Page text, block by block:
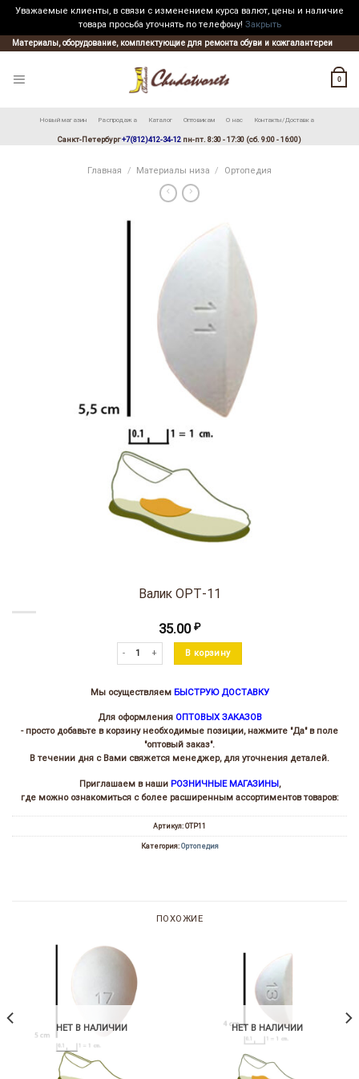
Уважаемые клиенты, в связи с изменением курса валют, цены и наличие
товара просьба уточнять по телефону! Закрыть
Skip
to
Материалы, оборудование, комплектующие для ремонта обуви и кожгалантереи
0
Новый магазин Распродажа Каталог Оптовикам О нас Контакты/Доставка
Санкт-Петербург+7(812)412-34-12 пн-пт. 8:30 - 17:30 (сб. 9:00 - 16:00)
Главная / Материалы низа / Ортопедия
Валик ОРТ-11
35.00 ₽
Количество товара Валик ОРТ-11
В корзину
Мы осуществляем БЫСТРУЮ ДОСТАВКУ
Для оформления ОПТОВЫХ ЗАКАЗОВ
- просто добавьте в корзину необходимые позиции, нажмите "Да" в поле
"оптовый заказ".
В течении дня с Вами свяжется менеджер, для уточнения деталей.
Приглашаем в наши РОЗНИЧНЫЕ МАГАЗИНЫ,
где можно ознакомиться с более расширенным ассортиментов товаров:
Артикул: ОТР11
Категория: Ортопедия
ПОХОЖИЕ
НЕТ В НАЛИЧИИ НЕТ В НАЛИЧИИ